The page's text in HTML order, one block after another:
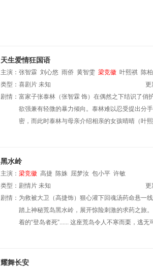
天生爱情狂国语
主演： 张智霖 刘心悠 雨侨 黄智雯 梁竞徽 叶熙祺 陈
类型： 喜剧片 未知
更
剧情： 富家子张泰林（张智霖 饰）在偶然之下结识了俏
欲强兼有轻微的暴力倾向。泰林难以忍受提出分
密，而此时泰林与母亲介绍相亲的女孩晴晴（叶
黑水岭
主演： 梁竞徽 高捷 陈姝 屈梦汝 包小平 许敏
类型： 剧情片 未知
更
剧情： 为救被大卫（高捷饰）狠心灌下回魂汤药命悬一
踏上神秘荒岛黑水岭，展开惊险刺激的求药之旅
着的“登岛者死”...... 这座荒岛令人不寒而栗，逃
耀舞长安